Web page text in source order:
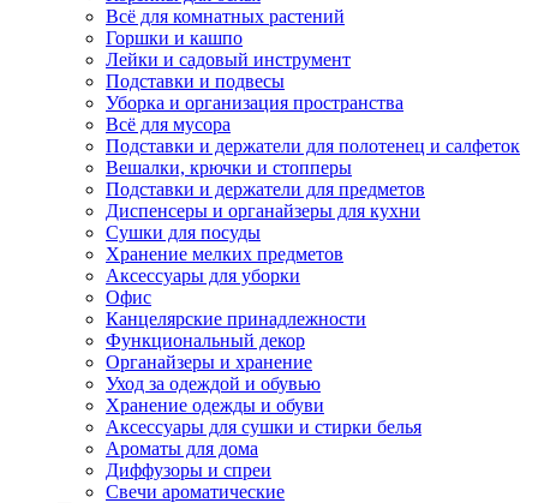
Всё для комнатных растений
Горшки и кашпо
Лейки и садовый инструмент
Подставки и подвесы
Уборка и организация пространства
Всё для мусора
Подставки и держатели для полотенец и салфеток
Вешалки, крючки и стопперы
Подставки и держатели для предметов
Диспенсеры и органайзеры для кухни
Сушки для посуды
Хранение мелких предметов
Аксессуары для уборки
Офис
Канцелярские принадлежности
Функциональный декор
Органайзеры и хранение
Уход за одеждой и обувью
Хранение одежды и обуви
Аксессуары для сушки и стирки белья
Ароматы для дома
Диффузоры и спреи
Свечи ароматические